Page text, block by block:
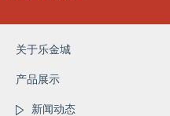
关于乐金城
产品展示
新闻动态